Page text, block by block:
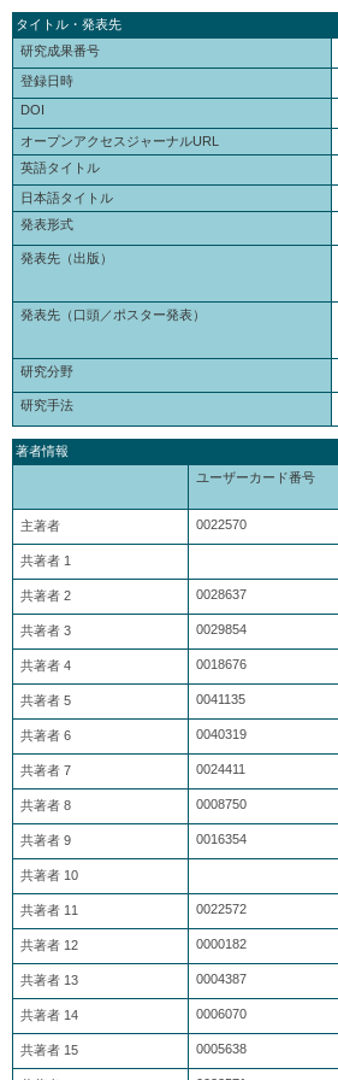
タイトル・発表先
研究成果番号
登録日時
DOI
オープンアクセスジャーナルURL
英語タイトル
日本語タイトル
発表形式
発表先（出版）
発表先（口頭／ポスター発表）
研究分野
研究手法
著者情報
ユーザーカード番号
主著者 0022570
共著者 1
共著者 2 0028637
共著者 3 0029854
共著者 4 0018676
共著者 5 0041135
共著者 6 0040319
共著者 7 0024411
共著者 8 0008750
共著者 9 0016354
共著者 10
共著者 11 0022572
共著者 12 0000182
共著者 13 0004387
共著者 14 0006070
共著者 15 0005638